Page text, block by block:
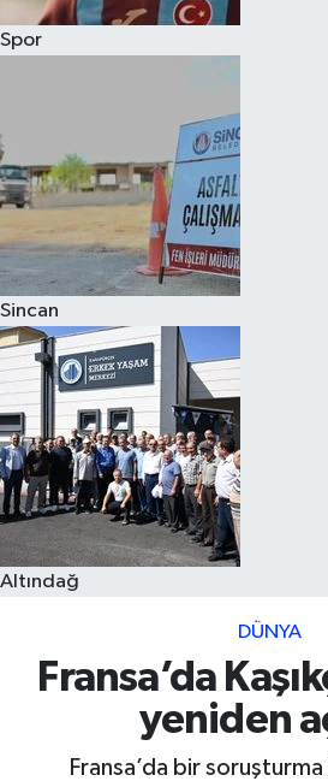
Spor
Sincan
Altındağ
DÜNYA
Fransa’da
yeniden
Fransa’da bir soruşturma